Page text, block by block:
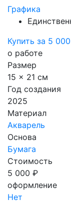
Графика
Купить за 5
о работе
Размер
15 x 21 см
Год создания
2025
Материал
Акварель
Основа
Бумага
Стоимость
5 000 ₽
оформление
Нет